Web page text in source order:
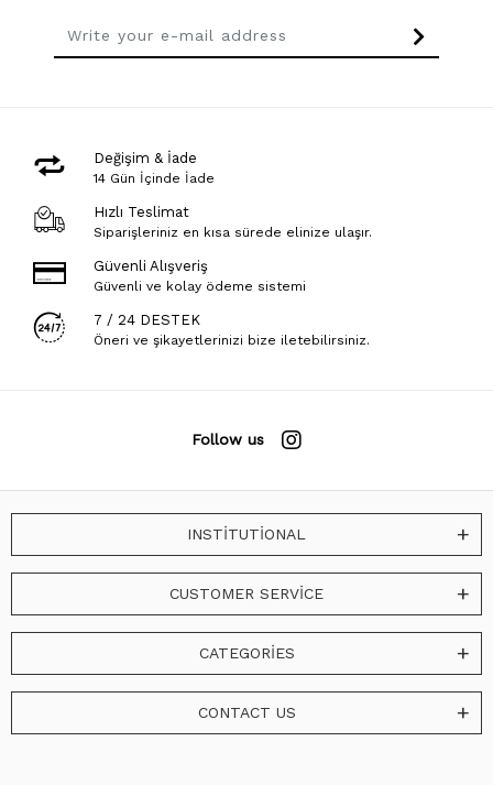
Değişim & İade
14 Gün İçinde İade
Hızlı Teslimat
Siparişleriniz en kısa sürede elinize ulaşır.
Güvenli Alışveriş
Güvenli ve kolay ödeme sistemi
7 / 24 DESTEK
Öneri ve şikayetlerinizi bize iletebilirsiniz.
Follow us
INSTİTUTİONAL
CUSTOMER SERVİCE
CATEGORİES
CONTACT US